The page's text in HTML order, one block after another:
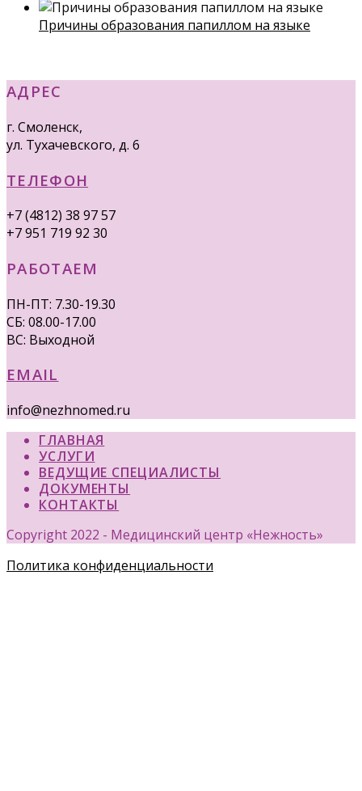
Причины образования папиллом на языке
АДРЕС
г. Смоленск,
ул. Тухачевского, д. 6
ТЕЛЕФОН
+7 (4812) 38 97 57
+7 951 719 92 30
РАБОТАЕМ
ПН-ПТ: 7.30-19.30
СБ: 08.00-17.00
ВС: Выходной
EMAIL
info@nezhnomed.ru
ГЛАВНАЯ
УСЛУГИ
ВЕДУЩИЕ СПЕЦИАЛИСТЫ
ДОКУМЕНТЫ
КОНТАКТЫ
Copyright 2022 - Медицинский центр «Нежность»
Политика конфиденциальности